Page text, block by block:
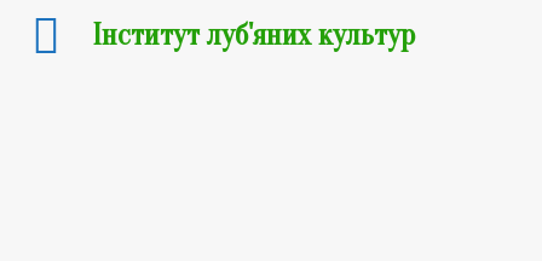
Інститут луб'яних культур